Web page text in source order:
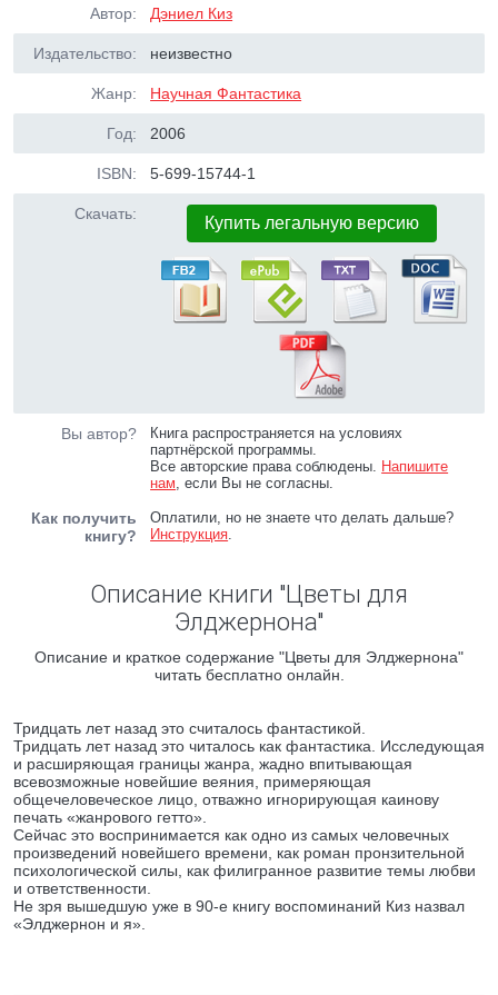
Автор: Дэниел Киз
Издательство: неизвестно
Жанр: Научная Фантастика
Год: 2006
ISBN: 5-699-15744-1
Скачать: Купить легальную версию
Вы автор?
Книга распространяется на условиях
партнёрской программы.
Все авторские права соблюдены. Напишите
нам, если Вы не согласны.
Как получить
книгу?
Оплатили, но не знаете что делать дальше?
Инструкция.
Описание книги "Цветы для
Элджернона"
Описание и краткое содержание "Цветы для Элджернона"
читать бесплатно онлайн.
Тридцать лет назад это считалось фантастикой.
Тридцать лет назад это читалось как фантастика. Исследующая
и расширяющая границы жанра, жадно впитывающая
всевозможные новейшие веяния, примеряющая
общечеловеческое лицо, отважно игнорирующая каинову
печать «жанрового гетто».
Сейчас это воспринимается как одно из самых человечных
произведений новейшего времени, как роман пронзительной
психологической силы, как филигранное развитие темы любви
и ответственности.
Не зря вышедшую уже в 90-е книгу воспоминаний Киз назвал
«Элджернон и я».